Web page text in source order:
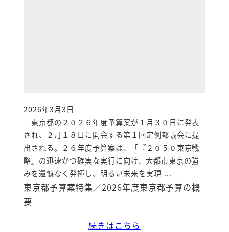
東京都予算案特集／2026年度東京都予算の概
要
東京都の２０２６年度予算案が１月３０日に発表
され、２月１８日に開会する第１回定例都議会に提
出される。２６年度予算案は、「『２０５０東京戦
略』の迅速かつ確実な実行に向け、大都市東京の強
みを遺憾なく発揮し、明るい未来を実現 ...
投稿日
2026年3月3日
続きはこちら